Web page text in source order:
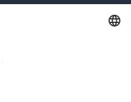
(Schweiz)